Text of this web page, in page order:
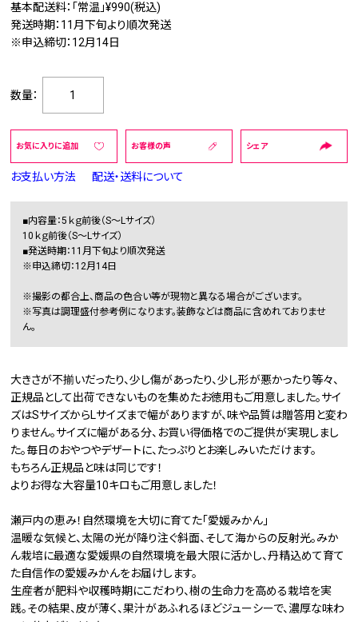
基本配送料：「常温」¥990(税込)
発送時期：11月下旬より順次発送
※申込締切：12月14日
数量：
お気に入りに追加 お客様の声 シェア
お支払い方法 配送・送料について
■内容量：5ｋｇ前後（S～Lサイズ）
10ｋｇ前後（S～Lサイズ）
■発送時期：11月下旬より順次発送
※申込締切：12月14日
※撮影の都合上、商品の色合い等が現物と異なる場合がございます。
※写真は調理盛付参考例になります。装飾などは商品に含めれておりませ
ん。
大きさが不揃いだったり、少し傷があったり、少し形が悪かったり等々、
正規品として出荷できないものを集めたお徳用もご用意しました。サイ
ズはSサイズからLサイズまで幅がありますが、味や品質は贈答用と変わ
りません。サイズに幅がある分、お買い得価格でのご提供が実現しまし
た。毎日のおやつやデザートに、たっぷりとお楽しみいただけます。
もちろん正規品と味は同じです！
よりお得な大容量10キロもご用意しました！
瀬戸内の恵み！自然環境を大切に育てた「愛媛みかん」
温暖な気候と、太陽の光が降り注ぐ斜面、そして海からの反射光。みか
ん栽培に最適な愛媛県の自然環境を最大限に活かし、丹精込めて育て
た自信作の愛媛みかんをお届けします。
生産者が肥料や収穫時期にこだわり、樹の生命力を高める栽培を実
践。その結果、皮が薄く、果汁があふれるほどジューシーで、濃厚な味わ